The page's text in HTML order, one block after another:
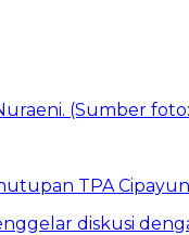
TPA